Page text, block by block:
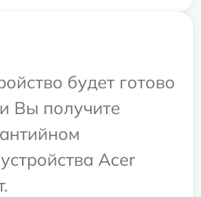
будет готово
Вы получите
Acer